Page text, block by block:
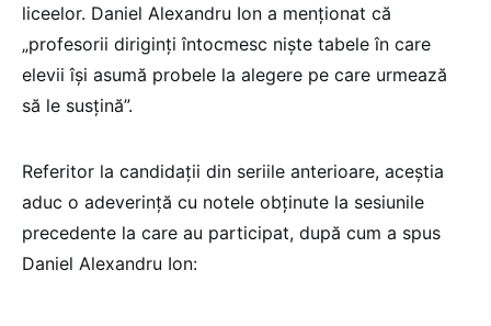
liceelor. Daniel Alexandru Ion a menționat că
„profesorii diriginți întocmesc niște tabele în care
elevii își asumă probele la alegere pe care urmează
să le susțină”.
Referitor la candidații din seriile anterioare, aceștia
aduc o adeverință cu notele obținute la sesiunile
precedente la care au participat, după cum a spus
Daniel Alexandru Ion: